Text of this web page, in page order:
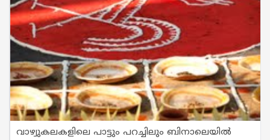
വാഴ്വുകലകളിലെ പാട്ടും പറച്ചിലും ബിനാലെയില്‍